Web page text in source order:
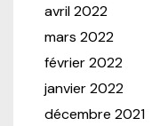
avril 2022
mars 2022
février 2022
janvier 2022
décembre 2021